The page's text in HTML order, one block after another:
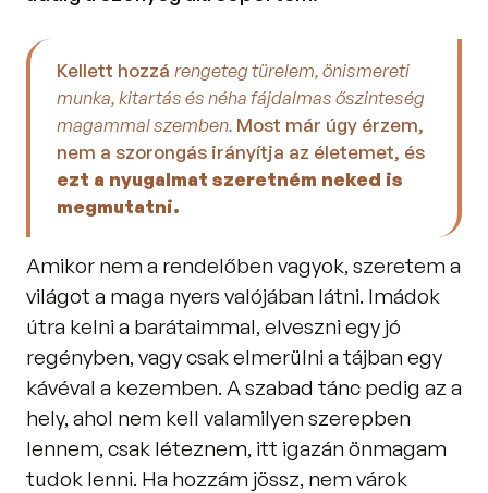
Kellett hozzá rengeteg türelem, önismereti
munka, kitartás és néha fájdalmas őszinteség
magammal szemben. Most már úgy érzem,
ezt a nyugalmat szeretném neked is
megmutatni.
Amikor nem a rendelőben vagyok, szeretem a
világot a maga nyers valójában látni. Imádok
útra kelni a barátaimmal, elveszni egy jó
regényben, vagy csak elmerülni a tájban egy
kávéval a kezemben. A szabad tánc pedig az a
hely, ahol nem kell valamilyen szerepben
lennem, csak léteznem, itt igazán önmagam
tudok lenni. Ha hozzám jössz, nem várok